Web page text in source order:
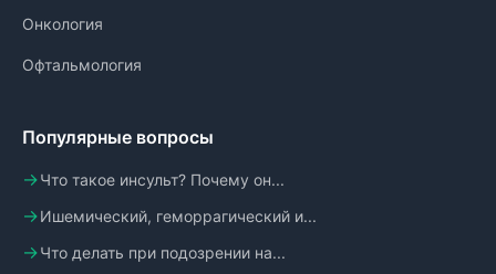
Онкология
Офтальмология
Популярные вопросы
Что такое инсульт? Почему он...
Ишемический, геморрагический и...
Что делать при подозрении на...